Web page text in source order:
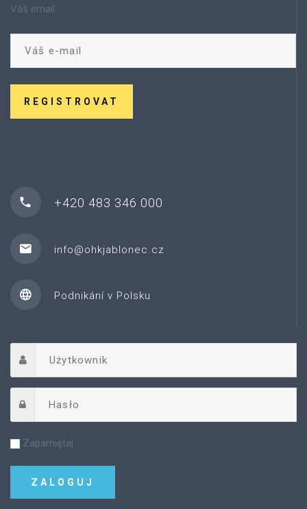
Váš email:
REGISTROVAT
+420 483 346 000
info@ohkjablonec.cz
Podnikání v Polsku
Zapamiętaj